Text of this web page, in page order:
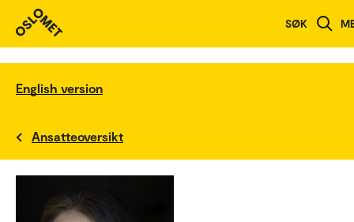
SØK
English version
Ansatteoversikt